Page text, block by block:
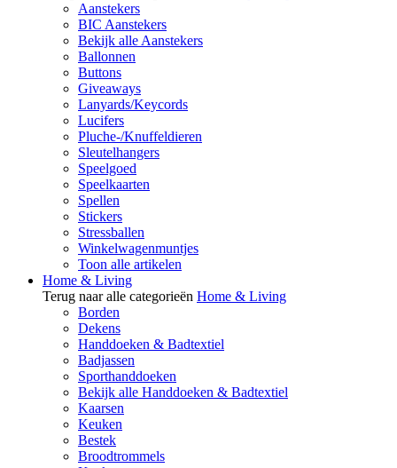
Aanstekers
BIC Aanstekers
Bekijk alle Aanstekers
Ballonnen
Buttons
Giveaways
Lanyards/Keycords
Lucifers
Pluche-/Knuffeldieren
Sleutelhangers
Speelgoed
Speelkaarten
Spellen
Stickers
Stressballen
Winkelwagenmuntjes
Toon alle artikelen
Home & Living
Terug naar alle categorieën Home & Living
Borden
Dekens
Handdoeken & Badtextiel
Badjassen
Sporthanddoeken
Bekijk alle Handdoeken & Badtextiel
Kaarsen
Keuken
Bestek
Broodtrommels